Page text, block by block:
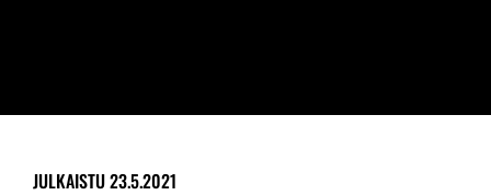
JULKAISTU23.5.2021